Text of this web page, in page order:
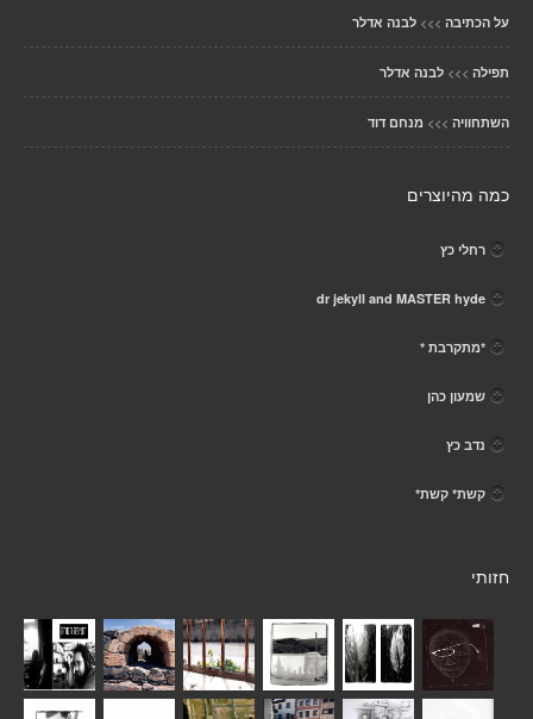
על הכתיבה >>> לבנה אדלר
תפילה >>> לבנה אדלר
השתחוויה >>> מנחם דוד
כמה מהיוצרים
רחלי כץ
dr jekyll and MASTER hyde
*מתקרבת *
שמעון כהן
נדב כץ
קשת* קשת*
חזותי